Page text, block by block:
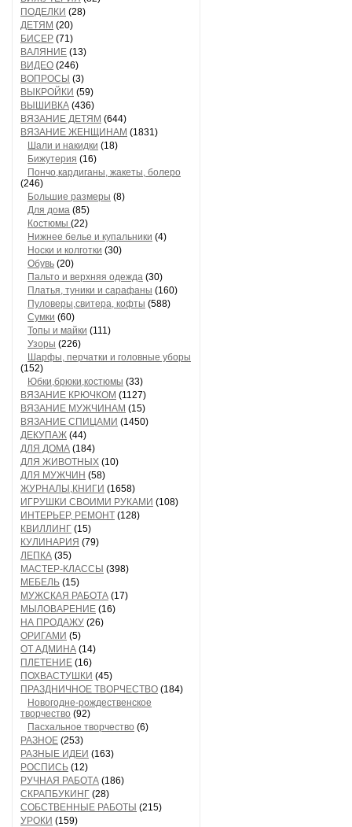
ПОДЕЛКИ (28)
ДЕТЯМ (20)
БИСЕР (71)
ВАЛЯНИЕ (13)
ВИДЕО (246)
ВОПРОСЫ (3)
ВЫКРОЙКИ (59)
ВЫШИВКА (436)
ВЯЗАНИЕ ДЕТЯМ (644)
ВЯЗАНИЕ ЖЕНЩИНАМ (1831)
Шали и накидки (18)
Бижутерия (16)
Пончо,кардиганы, жакеты, болеро
(246)
Большие размеры (8)
Для дома (85)
Костюмы (22)
Нижнее белье и купальники (4)
Носки и колготки (30)
Обувь (20)
Пальто и верхняя одежда (30)
Платья, туники и сарафаны (160)
Пуловеры,свитера, кофты (588)
Сумки (60)
Топы и майки (111)
Узоры (226)
Шарфы, перчатки и головные уборы
(152)
Юбки,брюки,костюмы (33)
ВЯЗАНИЕ КРЮЧКОМ (1127)
ВЯЗАНИЕ МУЖЧИНАМ (15)
ВЯЗАНИЕ СПИЦАМИ (1450)
ДЕКУПАЖ (44)
ДЛЯ ДОМА (184)
ДЛЯ ЖИВОТНЫХ (10)
ДЛЯ МУЖЧИН (58)
ЖУРНАЛЫ,КНИГИ (1658)
ИГРУШКИ СВОИМИ РУКАМИ (108)
ИНТЕРЬЕР, РЕМОНТ (128)
КВИЛЛИНГ (15)
КУЛИНАРИЯ (79)
ЛЕПКА (35)
МАСТЕР-КЛАССЫ (398)
МЕБЕЛЬ (15)
МУЖСКАЯ РАБОТА (17)
МЫЛОВАРЕНИЕ (16)
НА ПРОДАЖУ (26)
ОРИГАМИ (5)
ОТ АДМИНА (14)
ПЛЕТЕНИЕ (16)
ПОХВАСТУШКИ (45)
ПРАЗДНИЧНОЕ ТВОРЧЕСТВО (184)
Новогодне-рождественское
творчество (92)
Пасхальное творчество (6)
РАЗНОЕ (253)
РАЗНЫЕ ИДЕИ (163)
РОСПИСЬ (12)
РУЧНАЯ РАБОТА (186)
СКРАПБУКИНГ (28)
СОБСТВЕННЫЕ РАБОТЫ (215)
УРОКИ (159)